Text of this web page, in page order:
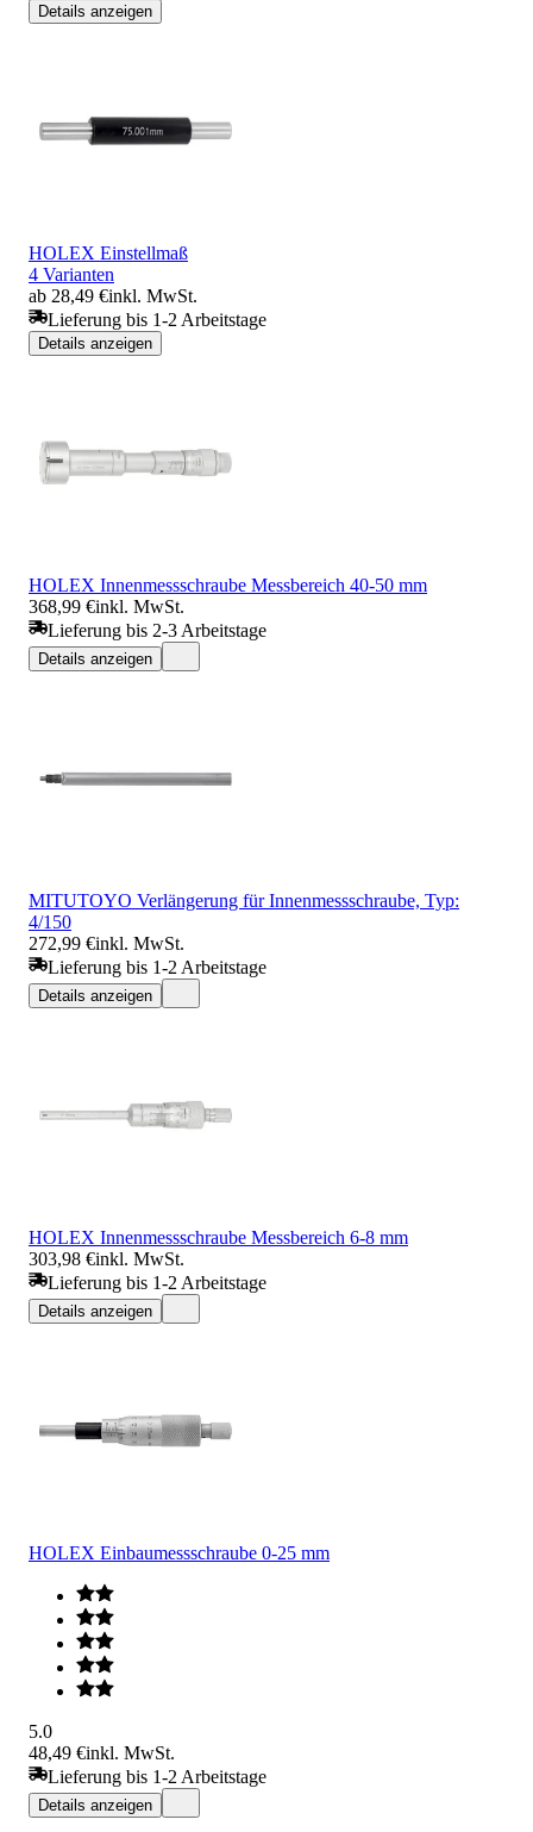
Details anzeigen
HOLEX Einstellmaß
4 Varianten
ab 28,49 €inkl. MwSt.
Lieferung bis 1-2 Arbeitstage
Details anzeigen
HOLEX Innenmessschraube Messbereich 40-50 mm
368,99 €inkl. MwSt.
Lieferung bis 2-3 Arbeitstage
Details anzeigen
MITUTOYO Verlängerung für Innenmessschraube, Typ:
4/150
272,99 €inkl. MwSt.
Lieferung bis 1-2 Arbeitstage
Details anzeigen
HOLEX Innenmessschraube Messbereich 6-8 mm
303,98 €inkl. MwSt.
Lieferung bis 1-2 Arbeitstage
Details anzeigen
HOLEX Einbaumessschraube 0-25 mm
5.0
48,49 €inkl. MwSt.
Lieferung bis 1-2 Arbeitstage
Details anzeigen